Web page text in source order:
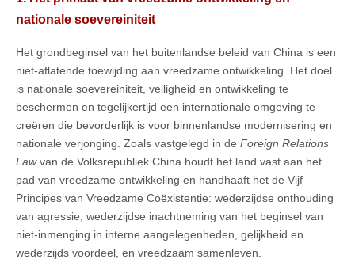
nationale soevereiniteit
Het grondbeginsel van het buitenlandse beleid van China is een
niet-aflatende toewijding aan vreedzame ontwikkeling. Het doel
is nationale soevereiniteit, veiligheid en ontwikkeling te
beschermen en tegelijkertijd een internationale omgeving te
creëren die bevorderlijk is voor binnenlandse modernisering en
nationale verjonging. Zoals vastgelegd in de Foreign Relations
Lawvan de Volksrepubliek China houdt het land vast aan het
pad van vreedzame ontwikkeling en handhaaft het de Vijf
Principes van Vreedzame Coëxistentie: wederzijdse onthouding
van agressie, wederzijdse inachtneming van het beginsel van
niet‑inmenging in interne aangelegenheden, gelijkheid en
wederzijds voordeel, en vreedzaam samenleven.